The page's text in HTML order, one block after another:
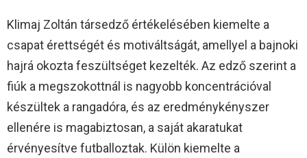
Klimaj Zoltán társedző értékelésében kiemelte a
csapat érettségét és motiváltságát, amellyel a bajnoki
hajrá okozta feszültséget kezelték. Az edző szerint a
fiúk a megszokottnál is nagyobb koncentrációval
készültek a rangadóra, és az eredménykényszer
ellenére is magabiztosan, a saját akaratukat
érvényesítve futballoztak. Külön kiemelte a